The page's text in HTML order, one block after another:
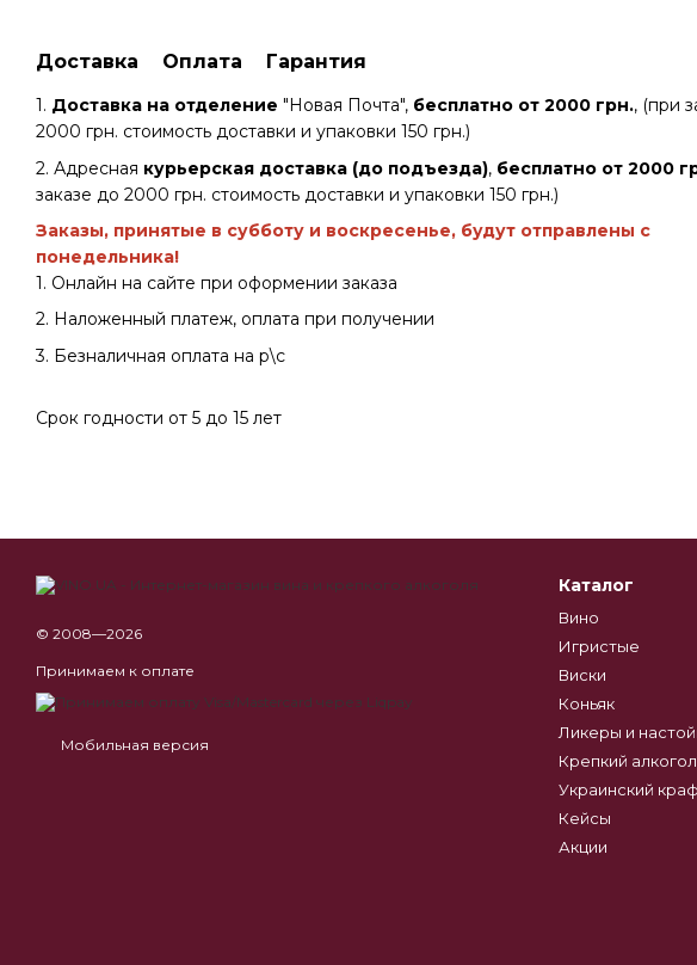
Доставка Оплата Гарантия
1. Доставка на отделение "Новая Почта", бесплатно от 2000 грн., (при
2000 грн. стоимость доставки и упаковки 150 грн.)
2. Адресная курьерская доставка (до подъезда), бесплатно от 2000
заказе до 2000 грн. стоимость доставки и упаковки 150 грн.)
Заказы, принятые в субботу и воскресенье, будут отправлены с
понедельника!
1. Онлайн на сайте при оформении заказа
2. Наложенный платеж, оплата при получении
3. Безналичная оплата на р\с
Срок годности от 5 до 15 лет
© 2008—2026
Принимаем к оплате
Мобильная версия
Каталог
Вино
Игристые
Виски
Коньяк
Ликеры и
Крепкий
Украинский
Кейсы
Акции